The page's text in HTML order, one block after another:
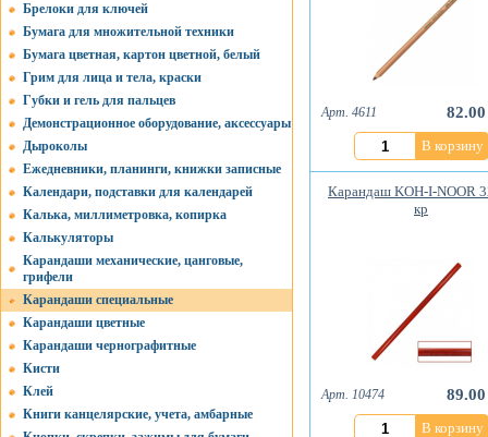
Брелоки для ключей
Бумага для множительной техники
Бумага цветная, картон цветной, белый
Грим для лица и тела, краски
Губки и гель для пальцев
Демонстрационное оборудование, аксессуары
Дыроколы
Ежедневники, планинги, книжки записные
Календари, подставки для календарей
Калька, миллиметровка, копирка
Калькуляторы
Карандаши механические, цанговые,
грифели
Карандаши специальные
Карандаши цветные
Карандаши чернографитные
Кисти
Клей
Книги канцелярские, учета, амбарные
Арт. 4611
В корзину
Карандаш KOH-I-NOOR
кр
Арт. 10474
В корзину